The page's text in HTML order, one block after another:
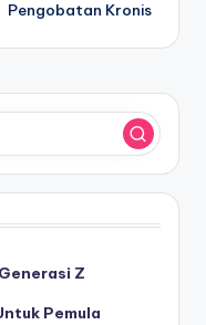
Pengobatan Kronis
Z
Pemula